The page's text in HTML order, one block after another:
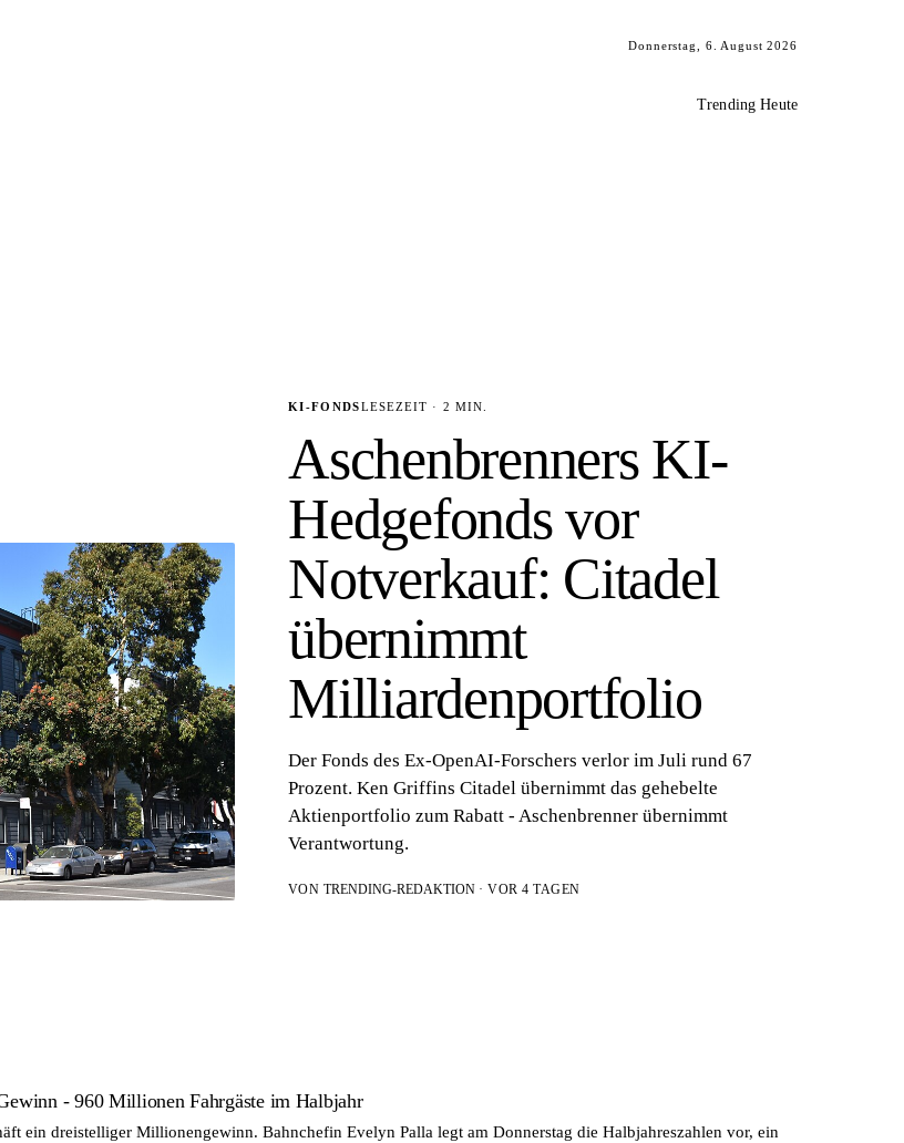
Donnerstag, 6. August 2026
Trending Heute
KI-FONDSLESEZEIT · 2 MIN.
Aschenbrenners KI-
Hedgefonds vor
Notverkauf: Citadel
übernimmt
Milliardenportfolio
Der Fonds des Ex-OpenAI-Forschers verlor im Juli rund 67
Prozent. Ken Griffins Citadel übernimmt das gehebelte
Aktienportfolio zum Rabatt - Aschenbrenner übernimmt
Verantwortung.
VON TRENDING-REDAKTION· VOR 4 TAGEN
- 960 Millionen Fahrgäste im Halbjahr
ein dreistelliger Millionengewinn. Bahnchefin Evelyn Palla legt am Donnerstag die Halbjahreszahlen vor, ein